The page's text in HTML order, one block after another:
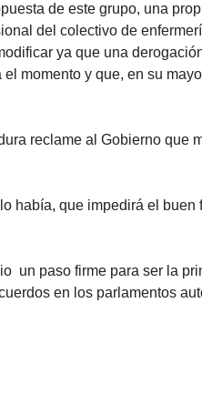
de este grupo, una
del colectivo de
ya que una
momento y que, en su
reclame al Gobierno que
había, que impedirá el buen
un paso firme para ser la
en los parlamentos